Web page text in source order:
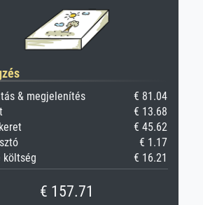
& megjelenítés
€ 81.04
€ 13.68
€ 45.62
€ 1.17
költség
€ 16.21
€ 157.71